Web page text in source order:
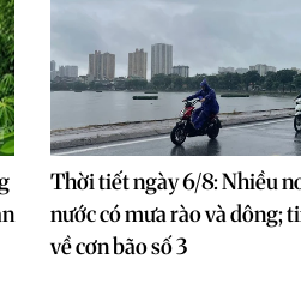
Thời tiết ngày 6/8: Nhiều
nước có mưa rào và dông;
về cơn bão số 3